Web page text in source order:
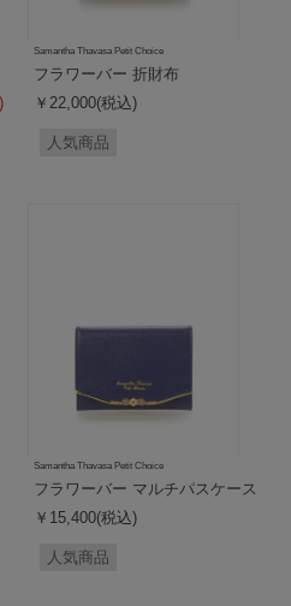
Samantha Thavasa Petit Choice
フラワーバー 折財布
￥22,000(税込)
人気商品
Samantha Thavasa Petit Choice
フラワーバー マルチパスケース
￥15,400(税込)
人気商品